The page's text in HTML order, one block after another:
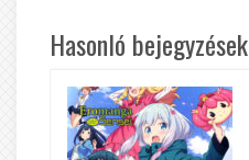
Hasonló bejegyzések